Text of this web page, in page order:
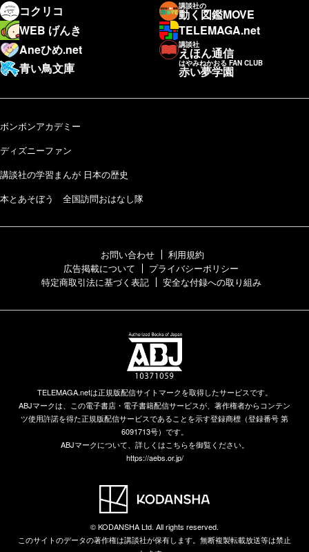
コクリコ
講談社の
動く図鑑MOVE
WEB げんき
TELEMAGA.net
Aneひめ.net
講談社
えほん通信
青い鳥文庫
はやみねかおる FAN CLUB
赤い夢学園
ボンボンアカデミー
ディズニーファン
講談社の学習まんが 日本の歴史
本とあそぼう 全国訪問おはなし隊
お問い合わせ
利用規約
広告掲載について
プライバシーポリシー
特定商取引法に基づく表記
安全な付録への取り組み
TELEMAGA.netは正規版配信サイトマークを取得したサービスです。
ABJマークは、この電子書店・電子書籍配信サービスが、著作権者からコンテン
ツ使用許諾を得た正規版配信サービスであることを示す登録商標（登録番号 第
6091713号）です。
ABJマークについて、詳しくはこちらを御覧ください。
https://aebs.or.jp/
© KODANSHA Ltd. All rights reserved.
このサイトのデータの著作権は講談社が保有します。無断複製転載放送等は禁止